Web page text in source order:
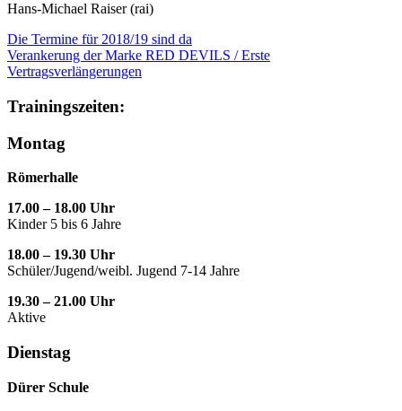
Hans-Michael Raiser (rai)
Die Termine für 2018/19 sind da
Verankerung der Marke RED DEVILS / Erste
Vertragsverlängerungen
Trainingszeiten:
Montag
Römerhalle
17.00 – 18.00 Uhr
Kinder 5 bis 6 Jahre
18.00 – 19.30 Uhr
Schüler/Jugend/weibl. Jugend 7-14 Jahre
19.30 – 21.00 Uhr
Aktive
Dienstag
Dürer Schule